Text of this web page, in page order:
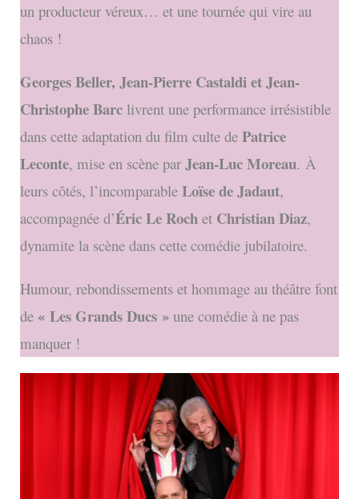
un producteur véreux… et une tournée qui vire au
chaos !
Georges Beller, Jean-Pierre Castaldi et Jean-
Christophe Barc livrent une performance irrésistible
dans cette adaptation du film culte de Patrice
Leconte, mise en scène par Jean-Luc Moreau. À
leurs côtés, l’incomparable Loïse de Jadaut,
accompagnée d’Éric Le Roch et Christian Diaz,
dynamite la scène dans cette comédie jubilatoire.
Humour, rebondissements et hommage au théâtre font
de « Les Grands Ducs » une comédie à ne pas
manquer !